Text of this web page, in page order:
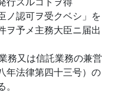
ノ認可ヲ受クベシ」を
ヲ予メ主務大臣ニ届出
務又は信託業務の兼営
年法律第四十三号）の